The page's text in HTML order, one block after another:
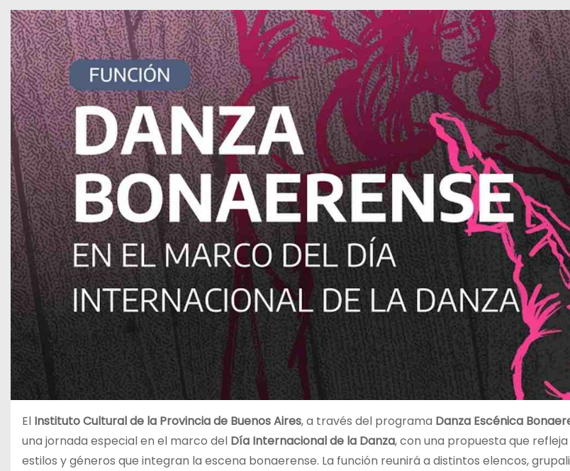
El Instituto Cultural de la Provincia de Buenos Aires, a través del programa Danza Escénica
una jornada especial en el marco del Día Internacional de la Danza, con una propuesta que
estilos y géneros que integran la escena bonaerense. La función reunirá a distintos elencos,